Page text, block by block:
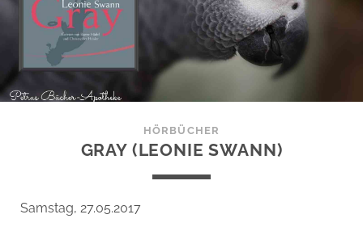
HÖRBÜCHER
GRAY (LEONIE SWANN)
Samstag, 27.05.2017